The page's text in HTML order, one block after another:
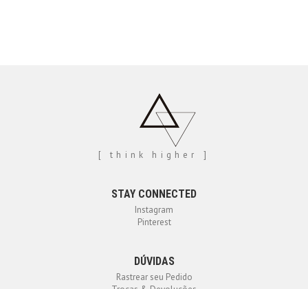
[ think higher ]
STAY CONNECTED
Instagram
Pinterest
DÚVIDAS
Rastrear seu Pedido